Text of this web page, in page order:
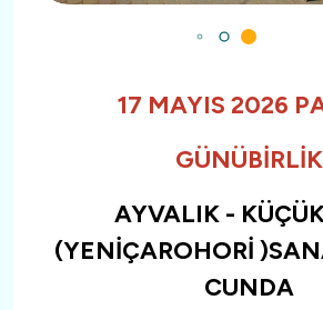
17 MAYIS 2026
GÜNÜBİRLİK
AYVALIK -
(YENİÇAROHORİ
CUNDA